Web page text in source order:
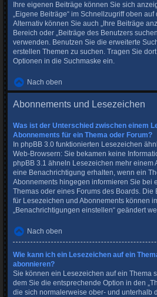
Ihre eigenen Beiträge können Sie sich
„Eigene Beiträge“ im Schnellzugriff oben
Alternativ können Sie auch „Ihre Beiträge
Bereich oder „Beiträge des Benutzers
verwenden. Benutzen Sie die erweiterte
erstellen Themen zu suchen. Tragen Sie
Optionen in die Suchmaske ein.
Nach oben
Abonnements und Lesezeichen
Was ist der Unterschied zwischen einem
Abonnements für ein Thema oder Forum?
In phpBB 3.0 funktionierten Lesezeichen
Web-Browsern: Sie bekamen keine
phpBB 3.1 ähneln Lesezeichen mehr einem
eine Benachrichtigung erhalten, wenn ein
Abonnements hingegen informieren Sie bei
Themas oder eines Forums des Boards.
für Lesezeichen und Abonnements können
„Benachrichtigungen einstellen“ geändert
Nach oben
Wie kann ich ein Lesezeichen auf ein
abonnieren?
Sie können ein Lesezeichen auf ein Thema
dem Sie die entsprechende Option in den
die sich normalerweise ober- und unterhalb